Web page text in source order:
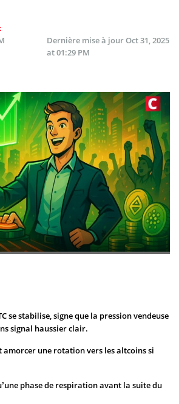
Dernière mise à jourOct 31, 2025
at 01:29 PM
se stabilise, signe que la pression vendeuse
signal haussier clair.
une rotation vers les altcoins si
phase de respiration avant la suite du